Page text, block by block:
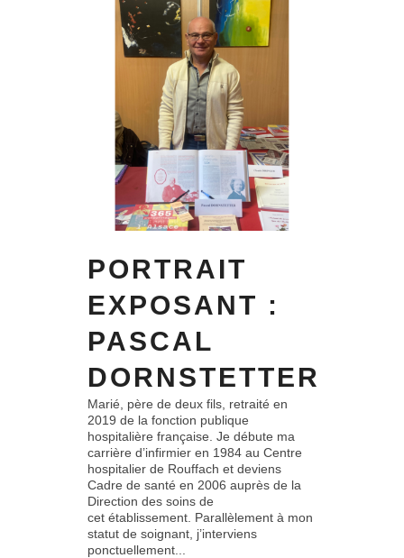
PORTRAIT
EXPOSANT :
PASCAL
DORNSTETTER
Marié, père de deux fils, retraité en
2019 de la fonction publique
hospitalière française. Je débute ma
carrière d’infirmier en 1984 au Centre
hospitalier de Rouffach et deviens
Cadre de santé en 2006 auprès de la
Direction des soins de
cet établissement. Parallèlement à mon
statut de soignant, j’interviens
ponctuellement...